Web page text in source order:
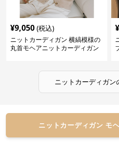
¥9,050 (税込)
ニットカーディガン 横縞模様の
丸首モヘアニットカーディガン
¥
ニットカーディガン
ニットカーディガン モ